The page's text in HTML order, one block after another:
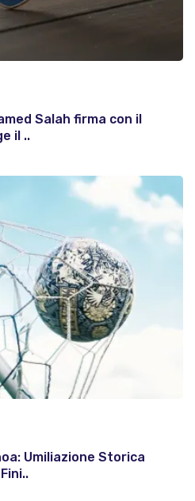
Salah firma con il
il ..
Umiliazione Storica